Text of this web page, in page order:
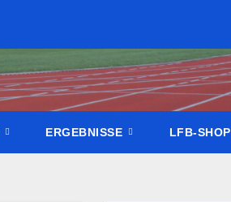
ERGEBNISSE LFB-SHOP